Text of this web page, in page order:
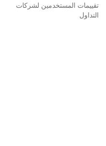
تقييمات المستخدمين لشركات
التداول